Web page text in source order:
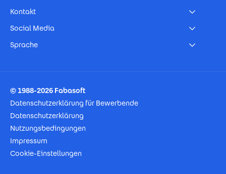
Kontakt
Social Media
Sprache
© 1988-2026 Fabasoft
Datenschutzerklärung für Bewerbende
Datenschutzerklärung
Nutzungsbedingungen
Impressum
Cookie-Einstellungen